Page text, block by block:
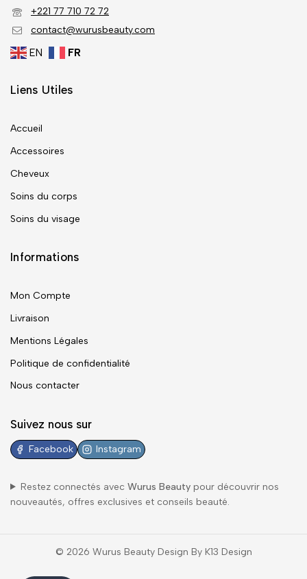
+221 77 710 72 72
contact@wurusbeauty.com
EN FR
Liens Utiles
Accueil
Accessoires
Cheveux
Soins du corps
Soins du visage
Informations
Mon Compte
Livraison
Mentions Légales
Politique de confidentialité
Nous contacter
Suivez nous sur
Facebook Instagram
Restez connectés avec Wurus Beautypour découvrir nos
nouveautés, offres exclusives et conseils beauté.
© 2026 Wurus Beauty Design By K13 Design